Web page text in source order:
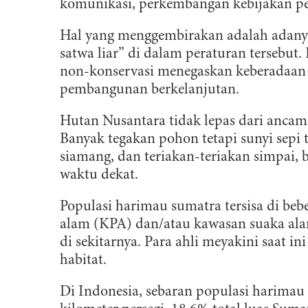
komunikasi, perkembangan kebijakan
Hal yang menggembirakan adalah
satwa liar” di dalam peraturan
non-konservasi menegaskan
pembangunan berkelanjutan.
Hutan Nusantara tidak lepas dari
Banyak tegakan pohon tetapi sunyi
siamang, dan teriakan-teriakan
waktu dekat.
Populasi harimau sumatra tersisa di
alam (KPA) dan/atau kawasan suaka
di sekitarnya. Para ahli meyakini saat
habitat.
Di Indonesia, sebaran populasi